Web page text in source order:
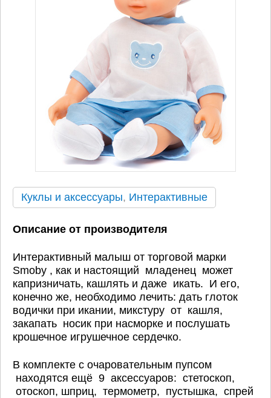
Куклы и аксессуары, Интерактивные
Описание от производителя
Интерактивный малыш от торговой марки
Smoby , как и настоящий младенец может
капризничать, кашлять и даже икать. И его,
конечно же, необходимо лечить: дать глоток
водички при икании, микстуру от кашля,
закапать носик при насморке и послушать
крошечное игрушечное сердечко.
В комплекте с очаровательным пупсом
находятся ещё 9 аксессуаров: стетоскоп,
отоскоп, шприц, термометр, пустышка, спрей